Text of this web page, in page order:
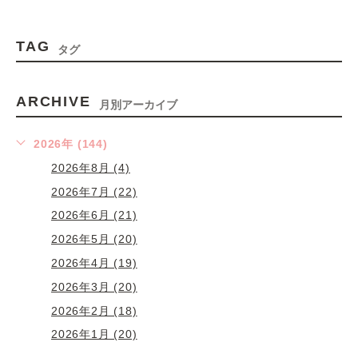
TAG タグ
ARCHIVE 月別アーカイブ
2026年 (144)
2026年8月 (4)
2026年7月 (22)
2026年6月 (21)
2026年5月 (20)
2026年4月 (19)
2026年3月 (20)
2026年2月 (18)
2026年1月 (20)